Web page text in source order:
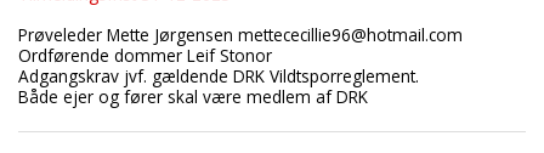
Prøveleder Mette Jørgensen mettececillie96@hotmail.com
Ordførende dommer Leif Stonor
Adgangskrav jvf. gældende DRK Vildtsporreglement.
Både ejer og fører skal være medlem af DRK